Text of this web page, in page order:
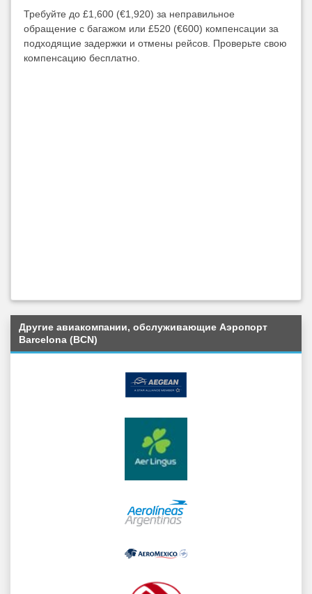
Требуйте до £1,600 (€1,920) за неправильное
обращение с багажом или £520 (€600) компенсации за
подходящие задержки и отмены рейсов. Проверьте свою
компенсацию бесплатно.
Другие авиакомпании, обслуживающие Аэропорт
Barcelona (BCN)